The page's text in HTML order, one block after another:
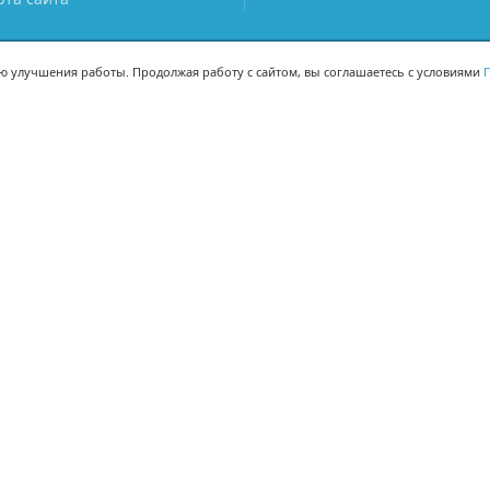
улучшения работы. Продолжая работу с сайтом, вы соглашаетесь с условиями